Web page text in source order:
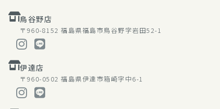
鳥谷野店
〒960-8152 福島県福島市鳥谷野字岩田52-1
伊達店
〒960-0502 福島県伊達市箱崎字中6-1